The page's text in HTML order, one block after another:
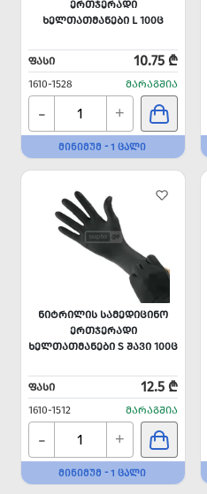
ᲔᲠᲗᲯᲔᲠᲐᲓᲘ
ᲮᲔᲚᲗᲐᲗᲛᲐᲜᲔᲑᲘ L 100Ც
ᲤᲐᲡᲘ 10.75 ₾
1610-1528 ᲛᲐᲠᲐᲒᲨᲘᲐ
- +
ᲛᲘᲜᲘᲛᲣᲛ - 1 ᲪᲐᲚᲘ
ᲜᲘᲢᲠᲘᲚᲘᲡ ᲡᲐᲛᲔᲓᲘᲪᲘᲜᲝ
ᲔᲠᲗᲯᲔᲠᲐᲓᲘ
ᲮᲔᲚᲗᲐᲗᲛᲐᲜᲔᲑᲘ S ᲨᲐᲕᲘ 100Ც
ᲤᲐᲡᲘ 12.5 ₾
1610-1512 ᲛᲐᲠᲐᲒᲨᲘᲐ
- +
ᲛᲘᲜᲘᲛᲣᲛ - 1 ᲪᲐᲚᲘ